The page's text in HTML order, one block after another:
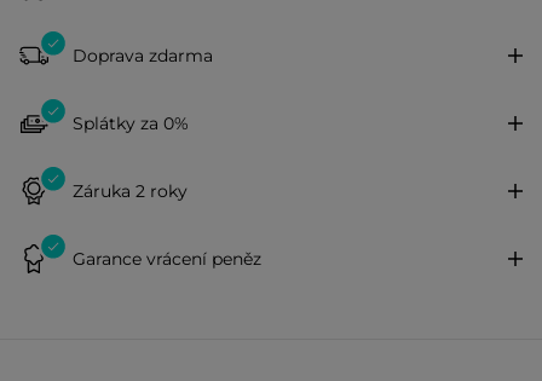
Doprava zdarma
Splátky za 0%
Záruka 2 roky
Garance vrácení peněz